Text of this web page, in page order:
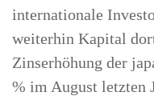
internationale
weiterhin Kapital
Zinserhöhung der
% im August letzten